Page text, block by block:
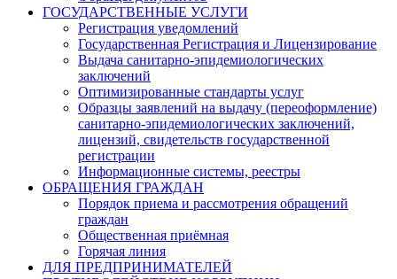
ГОСУДАРСТВЕННЫЕ УСЛУГИ
Регистрация уведомлений
Государственная Регистрация и Лицензирование
Выдача санитарно-эпидемиологических
заключений
Оптимизированные стандарты услуг
Образцы заявлений на выдачу (переоформление)
санитарно-эпидемиологических заключений,
лицензий, свидетельств государственной
регистрации
Информационные системы, реестры
ОБРАЩЕНИЯ ГРАЖДАН
Порядок приема и рассмотрения обращений
граждан
Общественная приёмная
Горячая линия
ДЛЯ ПРЕДПРИНИМАТЕЛЕЙ